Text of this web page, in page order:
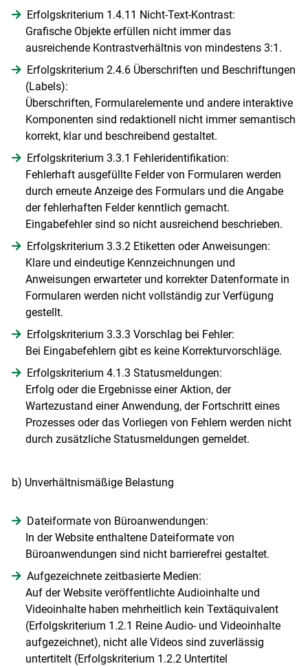
Skip to main content
Erfolgskriterium 1.4.11 Nicht-Text-Kontrast:
Grafische Objekte erfüllen nicht immer das
ausreichende Kontrastverhältnis von mindestens 3:1.
Erfolgskriterium 2.4.6 Überschriften und Beschriftungen
(Labels):
Überschriften, Formularelemente und andere interaktive
Komponenten sind redaktionell nicht immer semantisch
korrekt, klar und beschreibend gestaltet.
Erfolgskriterium 3.3.1 Fehleridentifikation:
Fehlerhaft ausgefüllte Felder von Formularen werden
durch erneute Anzeige des Formulars und die Angabe
der fehlerhaften Felder kenntlich gemacht.
Eingabefehler sind so nicht ausreichend beschrieben.
Erfolgskriterium 3.3.2 Etiketten oder Anweisungen:
Klare und eindeutige Kennzeichnungen und
Anweisungen erwarteter und korrekter Datenformate in
Formularen werden nicht vollständig zur Verfügung
gestellt.
Erfolgskriterium 3.3.3 Vorschlag bei Fehler:
Bei Eingabefehlern gibt es keine Korrekturvorschläge.
Erfolgskriterium 4.1.3 Statusmeldungen:
Erfolg oder die Ergebnisse einer Aktion, der
Wartezustand einer Anwendung, der Fortschritt eines
Prozesses oder das Vorliegen von Fehlern werden nicht
durch zusätzliche Statusmeldungen gemeldet.
b) Unverhältnismäßige Belastung
Dateiformate von Büroanwendungen:
In der Website enthaltene Dateiformate von
Büroanwendungen sind nicht barrierefrei gestaltet.
Aufgezeichnete zeitbasierte Medien:
Auf der Website veröffentlichte Audioinhalte und
Videoinhalte haben mehrheitlich kein Textäquivalent
(Erfolgskriterium 1.2.1 Reine Audio- und Videoinhalte
aufgezeichnet), nicht alle Videos sind zuverlässig
untertitelt (Erfolgskriterium 1.2.2 Untertitel